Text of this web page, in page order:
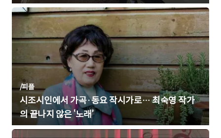
/피플
시조시인에서 가곡·동요 작시가로… 최숙영 작가
의 끝나지 않은 ‘노래’